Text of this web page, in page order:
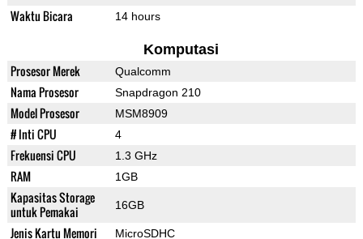
Waktu Bicara 14 hours
Komputasi
Prosesor Merek Qualcomm
Nama Prosesor Snapdragon 210
Model Prosesor MSM8909
# Inti CPU 4
Frekuensi CPU 1.3 GHz
RAM 1GB
Kapasitas Storage
untuk Pemakai
16GB
Jenis Kartu Memori MicroSDHC